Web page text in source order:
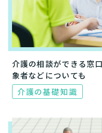
介護の相談ができる窓
象者などについても
介護の基礎知識